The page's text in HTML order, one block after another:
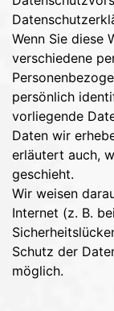
Wenn Sie diese
verschiedene
persönlich
vorliegende
Daten wir
erläutert auch,
geschieht.
Wir weisen
Internet (z. B.
Schutz der
möglich.